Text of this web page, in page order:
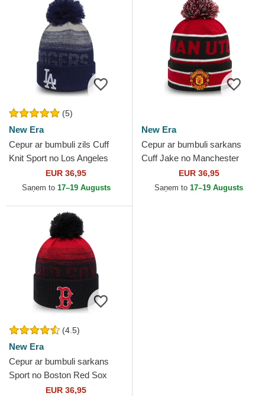
(5)
New Era
Cepur ar bumbuli zils Cuff
Knit Sport no Los Angeles
Dodgers MLB no New Era
EUR 36,95
Saņem to 17–19 Augusts
New Era
Cepur ar bumbuli sarkans
Cuff Jake no Manchester
United Football Club Premier
League no New Era
EUR 36,95
Saņem to 17–19 Augusts
(4.5)
New Era
Cepur ar bumbuli sarkans
Sport no Boston Red Sox
MLB no New Era
EUR 36,95